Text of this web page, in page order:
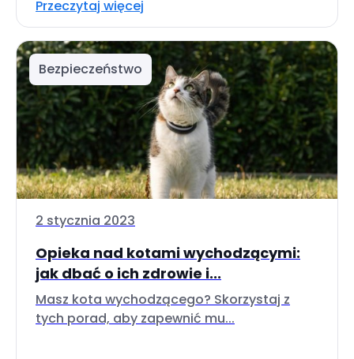
Przeczytaj więcej
Bezpieczeństwo
2 stycznia 2023
Opieka nad kotami wychodzącymi:
jak dbać o ich zdrowie i...
Masz kota wychodzącego? Skorzystaj z
tych porad, aby zapewnić mu...